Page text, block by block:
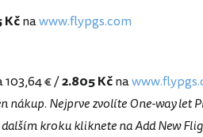
Kčnawww.flypgs.com
103,64 € /2.805 Kčna
nákup. Nejprve zvolíte One-way let
kroku kliknete na Add New